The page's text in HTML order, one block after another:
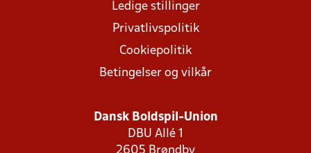
Ledige stillinger
Privatlivspolitik
Cookiepolitik
Betingelser og vilkår
Dansk Boldspil-Union
DBU Allé 1